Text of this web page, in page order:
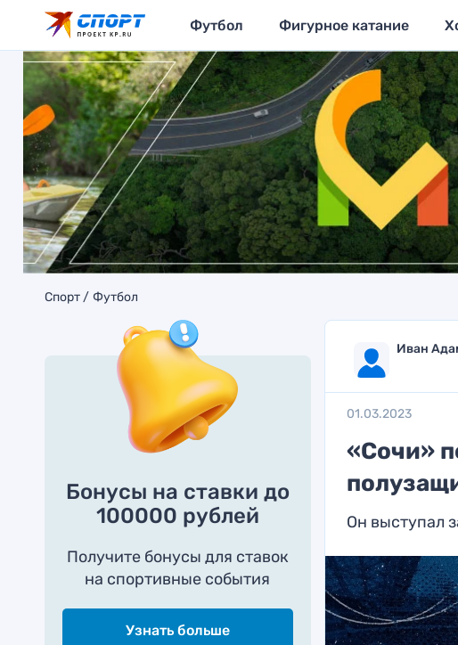
Футбол Фигурное катание
Спорт Футбол
Бонусы на ставки до
100000 рублей
Получите бонусы для ставок
на спортивные события
Узнать больше
Иван
01.03.2023
«Сочи»
Он выступал